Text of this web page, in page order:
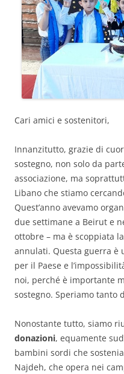
Cari amici e sostenitori,
Innanzitutto, grazie di
sostegno, non solo da
associazione, ma
Libano che stiamo
Quest’anno avevamo
due settimane a Beirut e
ottobre – ma è scoppiata
annulati. Questa guerra è
per il Paese e
noi, perché è importante
sostegno. Speriamo tanto
Nonostante tutto, siamo
donazioni, equamente
bambini sordi che
Najdeh, che opera nei